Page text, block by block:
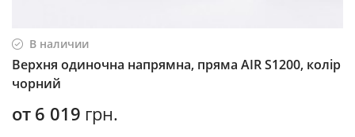
В наличии
Верхня одиночна напрямна, пряма AIR S1200, колір
чорний
от 6 019 грн.